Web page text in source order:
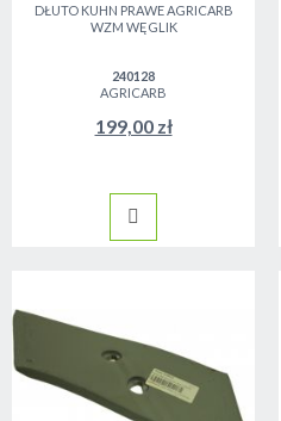
DŁUTO KUHN PRAWE AGRICARB
WZM WĘGLIK
240128
AGRICARB
199,00 zł